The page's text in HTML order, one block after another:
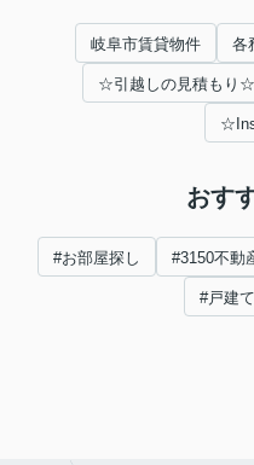
岐阜市賃貸物件 各
☆引越しの見積もり☆
おす
#お部屋探し #3150不動
#戸建て